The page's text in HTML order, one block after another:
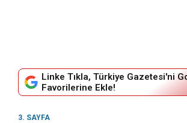
Linke Tıkla, Türkiye Gazetesi'ni
Favorilerine Ekle!
3. SAYFA